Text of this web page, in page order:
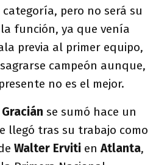
pero no será su
función, ya que venía
previa al primer equipo,
campeón aunque,
no es el mejor.
Gracián se sumó hace un
llegó tras su trabajo como
Walter Erviti enAtlanta,